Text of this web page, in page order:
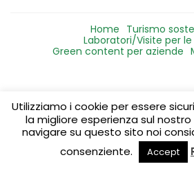
Home Turismo
Laboratori/Visite per
Green content per aziende
Utilizziamo i cookie per essere
la migliore esperienza sul
navigare su questo sito noi
consenziente.
Accept